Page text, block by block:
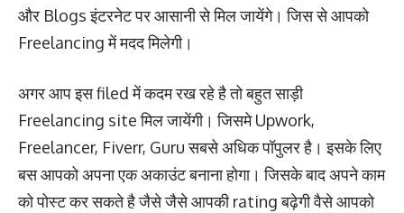
और Blogs इंटरनेट पर आसानी से मिल जायेंगे। जिस से आपको
Freelancing में मदद मिलेगी।
अगर आप इस filed में कदम रख रहे है तो बहुत साड़ी
Freelancing site मिल जायेंगी। जिसमे Upwork,
Freelancer, Fiverr, Guru सबसे अधिक पॉपुलर है। इसके लिए
बस आपको अपना एक अकाउंट बनाना होगा। जिसके बाद अपने काम
को पोस्ट कर सकते है जैसे जैसे आपकी rating बढ़ेगी वैसे आपको